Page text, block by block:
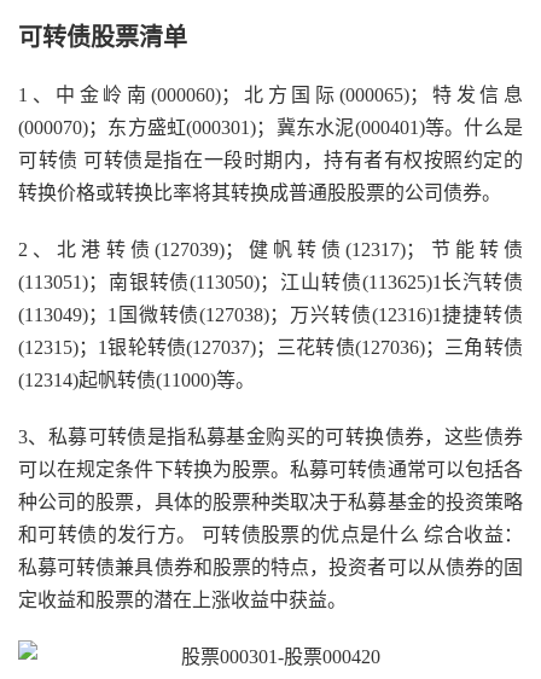
可转债股票清单
1、中金岭南(000060)；北方国际(000065)；特发信息
(000070)；东方盛虹(000301)；冀东水泥(000401)等。什么是
可转债 可转债是指在一段时期内，持有者有权按照约定的
转换价格或转换比率将其转换成普通股股票的公司债券。
2、北港转债(127039)；健帆转债(12317)；节能转债
(113051)；南银转债(113050)；江山转债(113625)1长汽转债
(113049)；1国微转债(127038)；万兴转债(12316)1捷捷转债
(12315)；1银轮转债(127037)；三花转债(127036)；三角转债
(12314)起帆转债(11000)等。
3、私募可转债是指私募基金购买的可转换债券，这些债券
可以在规定条件下转换为股票。私募可转债通常可以包括各
种公司的股票，具体的股票种类取决于私募基金的投资策略
和可转债的发行方。 可转债股票的优点是什么 综合收益：
私募可转债兼具债券和股票的特点，投资者可以从债券的固
定收益和股票的潜在上涨收益中获益。